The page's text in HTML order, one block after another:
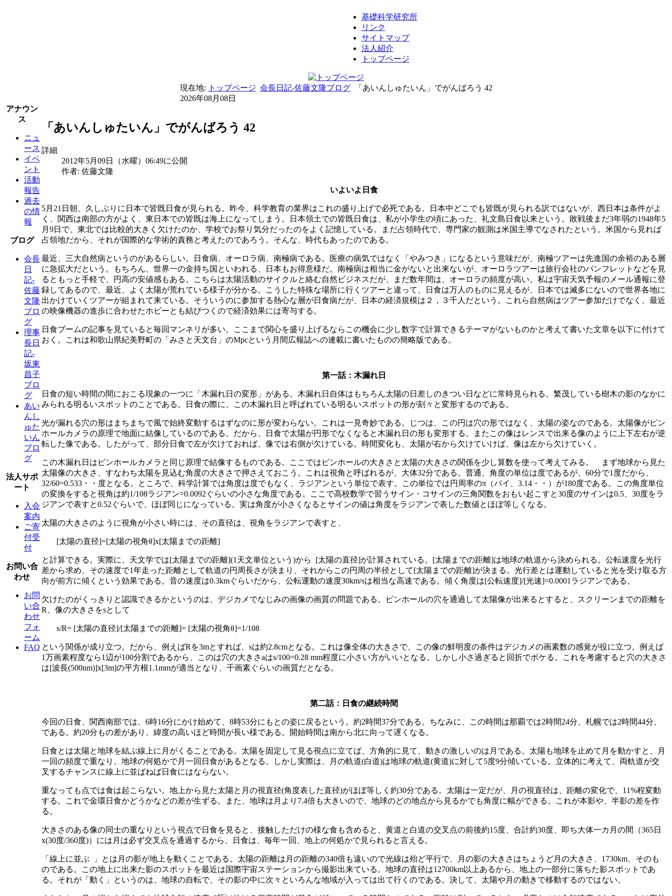
基礎科学研究所
リンク
サイトマップ
法人紹介
トップページ
現在地: トップページ 会長日記-佐藤文隆ブログ
「あいんしゅたいん」でがんばろう 42
2026年08月08日
アナウン
ス
ニュ
ース
イベ
ント
活動
報告
過去
の情
報
ブログ
会長
日
記-
佐藤
文隆
ブロ
グ
理事
長日
記-
坂東
昌子
ブロ
グ
あい
んし
ゅた
いん
ブロ
グ
法人サポ
ート
入会
案内
ご寄
付受
付
お問い合
わせ
お問
い合
わせ
フォ
ーム
FAQ
「あいんしゅたいん」でがんばろう 42
詳細
2012年5月09日（水曜）06:49に公開
作者: 佐藤文隆
いよいよ日食
5月21日朝、久しぶりに日本で皆既日食が見られる。昨今、科学教育の業界はこれの盛り上げで必死である。日本中どこでも皆既が見られる訳ではないが、西日本は条件がよ
く、関西は南部の方がよく、東日本での皆既は海上になってしまう。日本領土での皆既日食は、私が小学生の頃にあった、礼文島日食以来という。敗戦後まだ3年弱の1948年5
月9日で、東北では比較的大きく欠けたのか、学校でお祭り気分だったのをよく記憶している。まだ占領時代で、専門家の観測は米国主導でなされたという。米国から見れば
占領地だから、それが国際的な学術的責務と考えたのであろう。そんな、時代もあったのである。
最近、三大自然病というのがあるらしい。日食病、オーロラ病、南極病である。医療の病気ではなく「やみつき」になるという意味だが、南極ツアーは先進国の余裕のある層
に急拡大だという。もちろん、世界一の金持ち国といわれる、日本もお得意様だ。南極病は相当に金がないと出来ないが、オーロラツアーは旅行会社のパンフレットなどを見
るともっと手軽で、円高の安値感もある。こちらは太陽活動のサイクルと絡む自然ビジネスだが、まだ数年間は、オーロラの頻度が高い。私は宇宙天気予報のメール通報に登
録してあるので、最近、よく太陽が荒れている様子が分かる。こうした特殊な場所に行くツアーと違って、日食は万人のものに見えるが、日本では滅多にないので世界各地に
出かけていくツアーが組まれて来ている。そういうのに参加する熱心な層が日食病だが、日本の経済規模は２，３千人だという。これら自然病はツアー参加だけでなく、最近
の映像機器の進歩に合わせたホビーとも結びつくので経済効果には寄与する。
日食ブームの記事を見ていると毎回マンネリが多い。ここまで関心を盛り上げるならこの機会に少し数字で計算できるテーマがないものかと考えて書いた文章を以下に付けて
おく。これは和歌山県紀美野町の「みさと天文台」のMpcという月間広報誌への連載に書いたものの簡略版である。
第一話：木漏れ日
日食の短い時間の間におこる現象の一つに「木漏れ日の変形」がある。木漏れ日自体はもちろん太陽の日差しのきつい日などに常時見られる。繁茂している樹木の影のなかに
みられる明るいスポットのことである。日食の際に、この木漏れ日と呼ばれている明るいスポットの形が刻々と変形するのである。
光が漏れる穴の形はまちまちで風で始終変動するはずなのに形が変わらない。これは一見奇妙である。じつは、この円は穴の形ではなく、太陽の姿なのである。太陽像がピン
ホールカメラの原理で地面に結像しているのである。だから、日食で太陽が円形でなくなると木漏れ日の形も変形する。またこの像はレンスで出来る像のように上下左右が逆
転した像である。したがって、部分日食で左が欠けておれば、像では右側が欠けている。時間変化も、太陽が右から欠けていけば、像は左から欠けていく。
この木漏れ日はピンホールカメラと同じ原理で結像するものである。ここではピンホールの大きさと太陽の大きさの関係を少し算数を使って考えてみる。 まず地球から見た
太陽像の大きさ、すなわち太陽を見込む角度の大きさで押さえておこう。これは視角と呼ばれるが、大体32分である。普通、角度の単位は度であるが、60分で1度だから、
32/60=0.533・・度となる。ところで、科学計算では角度は度でもなく、ラジアンという単位で表す。この単位では円周率のπ（パイ、3.14・・）が180度である。この角度単位
の変換をすると視角は約1/108ラジアン=0.0092ぐらいの小さな角度である。ここで高校数学で習うサイン・コサインの三角関数をおもい起こすと30度のサインは0.5、30度をラ
ジアンで表すと0.52ぐらいで、ほぼ同じになっている。実は角度が小さくなるとサインの値は角度をラジアンで表した数値とほぼ等しくなる。
太陽の大きさのように視角が小さい時には、その直径は、視角をラジアンで表すと、
[太陽の直径]=[太陽の視角θ]x[太陽までの距離]
と計算できる。実際に、天文学では[太陽までの距離](1天文単位という)から [太陽の直径]が計算されている。[太陽までの距離]は地球の軌道から決められる。公転速度を光行
差から求め、その速度で1年走った距離として軌道の円周長さが決まり、それからこの円周の半径として[太陽までの距離]が決まる。光行差とは運動していると光を受け取る方
向が前方に傾くという効果である。音の速度は0.3kmぐらいだから、公転運動の速度30km/sは相当な高速である。傾く角度は[公転速度]/[光速]=0.0001ラジアンである。
欠けたのがくっきりと認識できるかというのは、デジカメでなじみの画像の画質の問題である。ピンホールの穴を通過して太陽像が出来るとすると、スクリーンまでの距離を
R、像の大きさをsとして
s/R= [太陽の直径]/[太陽までの距離]= [太陽の視角θ]=1/108
という関係が成り立つ。だから、例えばRを3mとすれば、sは約2.8cmとなる。これは像全体の大きさで、この像の鮮明度の条件はデジカメの画素数の感覚が役に立つ。例えば
1万画素程度なら1辺が100分割であるから、このは穴の大きさaはs/100=0.28 mm程度に小さい方がいいとなる。しかし小さ過ぎると回折でボケる。これを考慮すると穴の大きさ
は[波長(500nm)]x[3m]の平方根1.1mmが適当となり、千画素ぐらいの画質だとなる。
第二話：日食の継続時間
今回の日食、関西南部では、6時16分にかけ始めて、8時53分にもとの姿に戻るという。約2時間37分である。ちなみに、この時間は那覇では2時間24分、札幌では2時間44分、
である。約20分もの差があり、緯度の高いほど時間が長い様である。開始時間は南から北に向って遅くなる。
日食とは太陽と地球を結ぶ線上に月がくることである。太陽を固定して見る視点に立てば、方角的に見て、動きの激しいのは月である。太陽も地球を止めて月を動かすと、月
一回の頻度で重なり、地球の何処かで月一回日食があるとなる。しかし実際は、月の軌道(白道)は地球の軌道(黄道)に対して5度9分傾いている。立体的に考えて、両軌道が交
叉するチャンスに線上に並ばねば日食にはならない。
重なっても点では食は起こらない。地上から見た太陽と月の視直径(角度表した直径)がほぼ等しく約30分である。太陽は一定だが、月の視直径は、距離の変化で、11%程変動
する。これで金環日食かどうかなどの差が生ずる。また、地球は月より7.4倍も大きいので、地球のどの地点から見るかでも角度に幅ができる。これが本影や、半影の差を作
る。
大きさのある像の同士の重なりという視点で日食を見ると、接触しただけの様な食も含めると、黄道と白道の交叉点の前後約15度、合計約30度、即ち大体一カ月の間（365日
x(30度/360度)）には月は必ず交叉点を通過するから、日食は、毎年一回、地上の何処かで見られると言える。
「線上に並ぶ 」とは月の影が地上を動くことである。太陽の距離は月の距離の340倍も遠いので光線は殆ど平行で、月の影の大きさはちょうど月の大きさ、1730km、そのも
のである。この地上に出来た影のスポットを最近は国際宇宙ステーションから撮影出来ている。地球の直径は12700km以上あるから、地上の一部分に落ちた影スポットであ
る。それが「動く」というのは、地球の自転で、その影の中に次々といろんな地域が入っては出て行くのである。決して、太陽や月の動きで移動するのではない。